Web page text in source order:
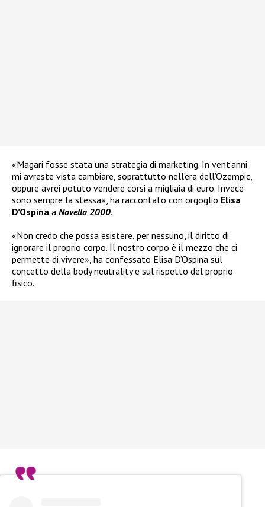
«Magari fosse stata una strategia di marketing. In vent’anni
mi avreste vista cambiare, soprattutto nell’era dell’Ozempic,
oppure avrei potuto vendere corsi a migliaia di euro. Invece
sono sempre la stessa», ha raccontato con orgoglio Elisa
D’Ospina a Novella 2000.
«Non credo che possa esistere, per nessuno, il diritto di
ignorare il proprio corpo. Il nostro corpo è il mezzo che ci
permette di vivere», ha confessato Elisa D’Ospina sul
concetto della body neutrality e sul rispetto del proprio
fisico.